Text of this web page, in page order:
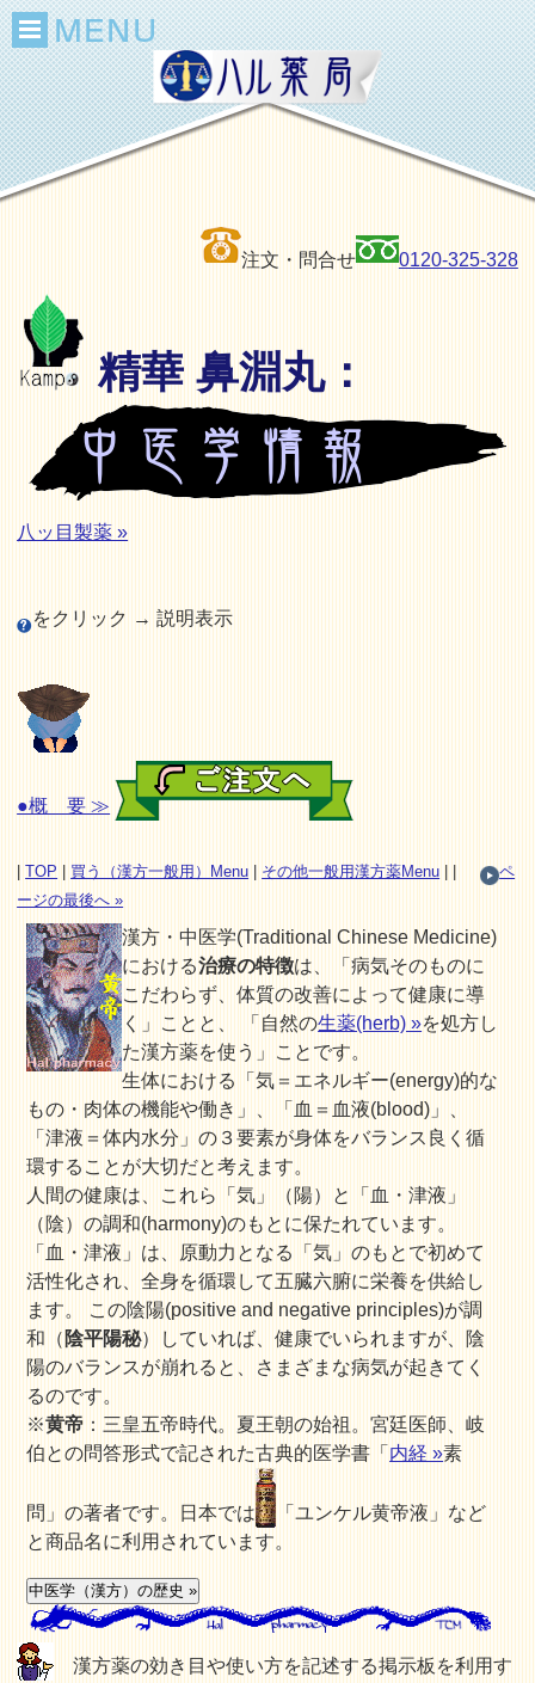
注文・問合せ 0120-325-328
精華 鼻淵丸：
八ッ目製薬 »
をクリック → 説明表示
●概 要 ≫
|TOP 買う（漢方一般用）Menu その他一般用漢方薬Menu
ペ
ージの最後へ »
漢方・中医学(Traditional Chinese Medicine)
における治療の特徴は、「病気そのものに
こだわらず、体質の改善によって健康に導
く」ことと、 「自然の生薬(herb) »を処方し
た漢方薬を使う」ことです。
生体における「気＝エネルギー(energy)的な
もの・肉体の機能や働き」、「血＝血液(blood)」、
「津液＝体内水分」の３要素が身体をバランス良く循
環することが大切だと考えます。
人間の健康は、これら
「気」（陽） と
「血・津液」
（陰）の調和(harmony)のもとに保たれています。
「血・津液」は、原動力となる「気」のもとで初めて
活性化され、全身を循環して五臓六腑に栄養を供給し
ます。 この陰陽(positive and negative principles)が調
和（ 陰平陽秘）していれば、健康でいられますが、陰
陽のバランスが崩れると、さまざまな病気が起きてく
るのです。
※黄帝 ：三皇五帝時代。夏王朝の始祖。宮廷医師、岐
伯との問答形式で記された古典的医学書「 内経 »素
問」の著者です。日本では
「ユンケル黄帝液」など
と商品名に利用されています。
漢方薬の効き目や使い方を記述する掲示板を利用す